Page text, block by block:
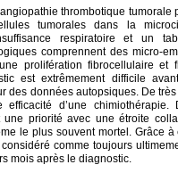
thrombotique
tumorales dans la
respiratoire et un
comprennent des micro-
prolifération fibrocellulaire
est extrêmement difficile
des données autopsiques. De
efficacité d’une
une priorité avec une étroite
le plus souvent mortel. Grâce
comme toujours
mois après le diagnostic.